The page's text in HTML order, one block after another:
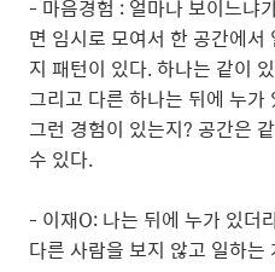
- 마음경험 : 얼마나 보이느냐
면 임시로 모여서 한 공간에
지 패턴이 있다. 하나는 같이
그리고 다른 하나는 뒤에 누
그런 경험이 있는지? 공간은
수 있다.
- 이재O: 나는 뒤에 누가 있더
다른 사람을 보지 않고 일하